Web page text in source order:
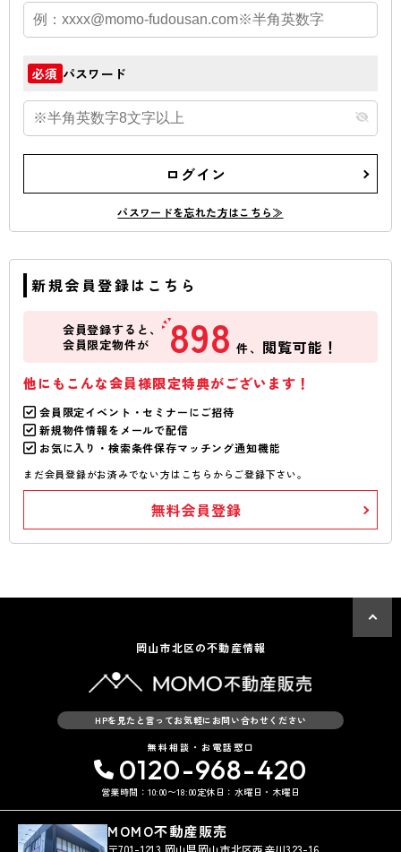
必須 パスワード
ログイン
パスワードを忘れた方はこちら≫
新規会員登録はこちら
会員登録すると、
会員限定物件が
898 件、 閲覧可能！
他にもこんな会員様限定特典がございます！
会員限定イベント・セミナーにご招待
新規物件情報をメールで配信
お気に入り・検索条件保存マッチング通知機能
まだ会員登録がお済みでない方はこちらからご登録下さい。
無料会員登録
岡山市北区の不動産情報
HPを見たと言ってお気軽にお問い合わせください
無料相談・お電話窓口
0120-968-420
営業時間：10:00〜18:00定休日：水曜日・木曜日
MOMO不動産販売
〒701-1213 岡山県岡山市北区西辛川323-16